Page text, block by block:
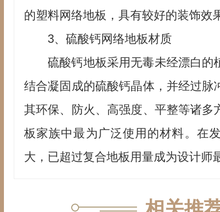
的塑料网络地板，具有较好的装饰效
3、硫酸钙网络地板材质
硫酸钙地板采用无毒未经漂白的
结合凝固成的硫酸钙晶体，并经过脉
其环保、防火、高强度、平整等诸多
板家族中最为广泛使用的材料。在
大，已超过复合地板用量成为设计师